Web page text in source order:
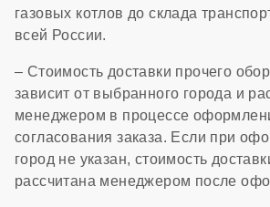
газовых котлов до склада
всей России.
– Стоимость доставки прочего
зависит от выбранного города и
менеджером в процессе
согласования заказа. Если при
город не указан, стоимость
рассчитана менеджером после